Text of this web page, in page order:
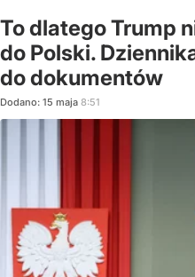
To dlatego Trump
do Polski.
do dokumentów
Dodano: 15 maja 8:51